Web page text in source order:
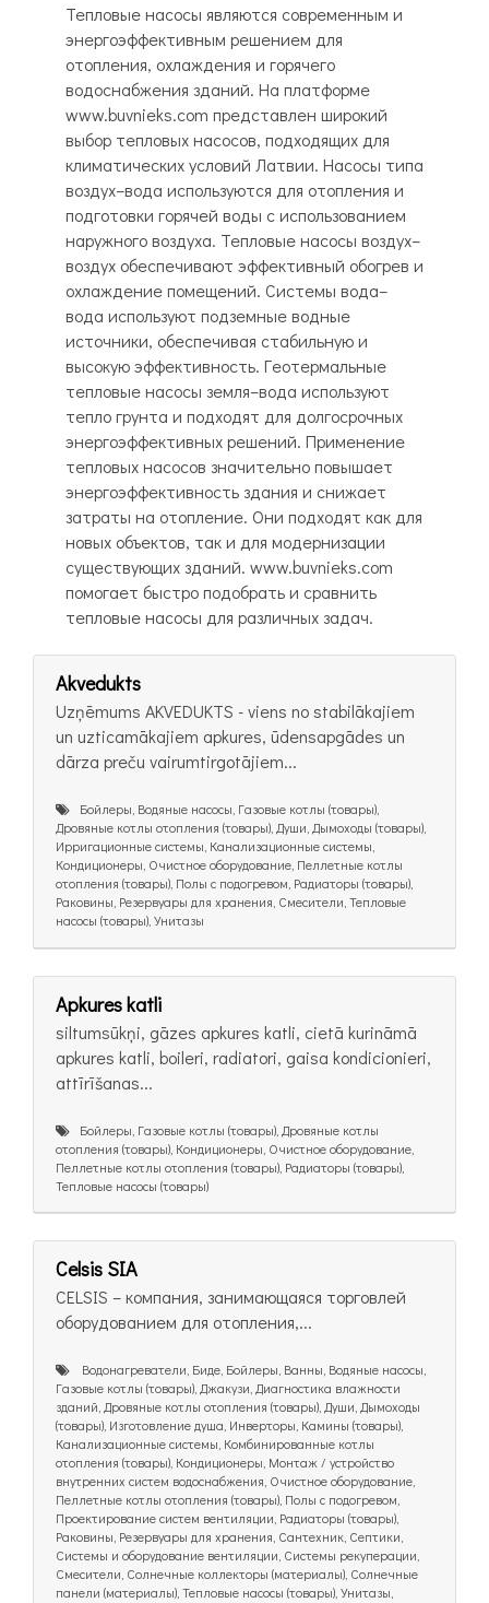
Тепловые насосы являются современным и
энергоэффективным решением для
отопления, охлаждения и горячего
водоснабжения зданий. На платформе
www.buvnieks.com представлен широкий
выбор тепловых насосов, подходящих для
климатических условий Латвии. Насосы типа
воздух–вода используются для отопления и
подготовки горячей воды с использованием
наружного воздуха. Тепловые насосы воздух–
воздух обеспечивают эффективный обогрев и
охлаждение помещений. Системы вода–
вода используют подземные водные
источники, обеспечивая стабильную и
высокую эффективность. Геотермальные
тепловые насосы земля–вода используют
тепло грунта и подходят для долгосрочных
энергоэффективных решений. Применение
тепловых насосов значительно повышает
энергоэффективность здания и снижает
затраты на отопление. Они подходят как для
новых объектов, так и для модернизации
существующих зданий. www.buvnieks.com
помогает быстро подобрать и сравнить
тепловые насосы для различных задач.
Akvedukts
Uzņēmums AKVEDUKTS - viens no stabilākajiem
un uzticamākajiem apkures, ūdensapgādes un
dārza preču vairumtirgotājiem...
Бойлеры, Водяные насосы, Газовые котлы (товары),
Дровяные котлы отопления (товары), Души, Дымоходы (товары),
Ирригационные системы, Канализационные системы,
Кондиционеры, Очистное оборудование, Пеллетные котлы
отопления (товары), Полы с подогревом, Радиаторы (товары),
Раковины, Резервуары для хранения, Смесители, Тепловые
насосы (товары), Унитазы
Apkures katli
siltumsūkņi, gāzes apkures katli, cietā kurināmā
apkures katli, boileri, radiatori, gaisa kondicionieri,
attīrīšanas...
Бойлеры, Газовые котлы (товары), Дровяные котлы
отопления (товары), Кондиционеры, Очистное оборудование,
Пеллетные котлы отопления (товары), Радиаторы (товары),
Тепловые насосы (товары)
Celsis SIA
CELSIS – компания, занимающаяся торговлей
оборудованием для отопления,...
Bодонагреватели, Биде, Бойлеры, Ванны, Водяные насосы,
Газовые котлы (товары), Джакузи, Диагностика влажности
зданий, Дровяные котлы отопления (товары), Души, Дымоходы
(товары), Изготовление душа, Инверторы, Камины (товары),
Канализационные системы, Комбинированные котлы
отопления (товары), Кондиционеры, Монтаж / устройство
внутренних систем водоснабжения, Очистное оборудование,
Пеллетные котлы отопления (товары), Полы с подогревом,
Проектирование систем вентиляции, Радиаторы (товары),
Раковины, Резервуары для хранения, Сантехник, Септики,
Системы и оборудование вентиляции, Системы рекуперации,
Смесители, Солнечные коллекторы (материалы), Солнечные
панели (материалы), Тепловые насосы (товары), Унитазы,